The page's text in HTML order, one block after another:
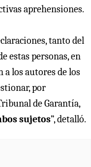
aprehensiones.
tanto del
estas personas, en
a los autores de los
por
de Garantía,
sujetos”, detalló.